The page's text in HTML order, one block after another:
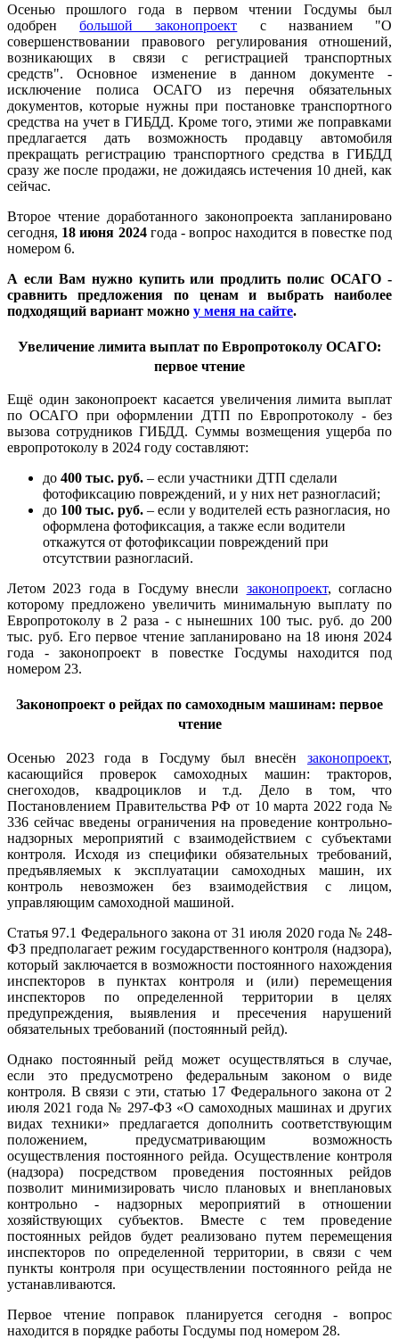
Осенью прошлого года в первом чтении Госдумы был
одобренбольшой законопроект с названием "О
совершенствовании правового регулирования отношений,
возникающих в связи с регистрацией транспортных
средств".Основное изменение в данном документе -
исключение полиса ОСАГО из перечня обязательных
документов, которые нужны при постановке транспортного
средства на учет в ГИБДД. Кроме того, этими же поправками
предлагается дать возможность продавцу автомобиля
прекращать регистрацию транспортного средства в ГИБДД
сразу же после продажи, не дожидаясь истечения 10 дней, как
сейчас.
Второе чтение доработанного законопроекта запланировано
сегодня, 18 июня 2024года - вопрос находится в повестке под
номером 6.
А если Вам нужно купить или продлить полис ОСАГО -
сравнить предложения по ценам и выбрать наиболее
подходящий вариант можно у меня на сайте.
Увеличение лимита выплат по Европротоколу ОСАГО:
первое чтение
Ещё один законопроект касается увеличения лимита выплат
по ОСАГО при оформлении ДТП по Европротоколу - без
вызова сотрудников ГИБДД. Суммы возмещения ущерба по
европротоколу в 2024 году составляют:
до 400 тыс. руб. – если участники ДТП сделали
фотофиксацию повреждений, и у них нет разногласий;
до 100 тыс. руб. – если у водителей есть разногласия, но
оформлена фотофиксация, а также если водители
откажутся от фотофиксации повреждений при
отсутствии разногласий.
Летом 2023 года в Госдуму внесли законопроект, согласно
которому предложено увеличить минимальную выплату по
Европротоколу в 2 раза - с нынешних 100 тыс. руб. до 200
тыс. руб. Его первое чтение запланировано на 18 июня 2024
года - законопроект в повестке Госдумы находится под
номером 23.
Законопроект о рейдах по самоходным машинам: первое
чтение
Осенью 2023 года в Госдуму был внесён законопроект,
касающийся проверок самоходных машин: тракторов,
снегоходов, квадроциклов и т.д. Дело в том, что
Постановлением Правительства РФ от 10 марта 2022 года №
336 сейчас введены ограничения на проведение контрольно-
надзорных мероприятий с взаимодействием с субъектами
контроля. Исходя из специфики обязательных требований,
предъявляемых к эксплуатации самоходных машин, их
контроль невозможен без взаимодействия с лицом,
управляющим самоходной машиной.
Статья 97.1 Федерального закона от 31 июля 2020 года № 248-
ФЗ предполагает режим государственного контроля (надзора),
который заключается в возможности постоянного нахождения
инспекторов в пунктах контроля и (или) перемещения
инспекторов по определенной территории в целях
предупреждения, выявления и пресечения нарушений
обязательных требований (постоянный рейд).
Однако постоянный рейд может осуществляться в случае,
если это предусмотрено федеральным законом о виде
контроля. В связи с эти, статью 17 Федерального закона от 2
июля 2021 года № 297-ФЗ «О самоходных машинах и других
видах техники» предлагается дополнить соответствующим
положением, предусматривающим возможность
осуществления постоянного рейда. Осуществление контроля
(надзора) посредством проведения постоянных рейдов
позволит минимизировать число плановых и внеплановых
контрольно - надзорных мероприятий в отношении
хозяйствующих субъектов. Вместе с тем проведение
постоянных рейдов будет реализовано путем перемещения
инспекторов по определенной территории, в связи с чем
пункты контроля при осуществлении постоянного рейда не
устанавливаются.
Первое чтение поправок планируется сегодня - вопрос
находится в порядке работы Госдумы под номером 28.